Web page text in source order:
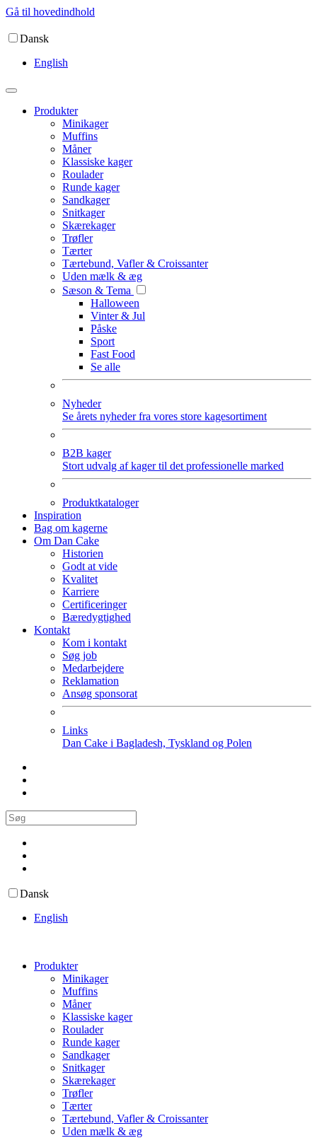
Gå til hovedindhold
Dansk
English
Produkter
Minikager
Muffins
Måner
Klassiske kager
Roulader
Runde kager
Sandkager
Snitkager
Skærekager
Trøfler
Tærter
Tærtebund, Vafler & Croissanter
Uden mælk & æg
Sæson & Tema
Halloween
Vinter & Jul
Påske
Sport
Fast Food
Se alle
Nyheder
Se årets nyheder fra vores store kagesortiment
B2B kager
Stort udvalg af kager til det professionelle marked
Produktkataloger
Inspiration
Bag om kagerne
Om Dan Cake
Historien
Godt at vide
Kvalitet
Karriere
Certificeringer
Bæredygtighed
Kontakt
Kom i kontakt
Søg job
Medarbejdere
Reklamation
Ansøg sponsorat
Links
Dan Cake i Bagladesh, Tyskland og Polen
Dansk
English
Produkter
Minikager
Muffins
Måner
Klassiske kager
Roulader
Runde kager
Sandkager
Snitkager
Skærekager
Trøfler
Tærter
Tærtebund, Vafler & Croissanter
Uden mælk & æg